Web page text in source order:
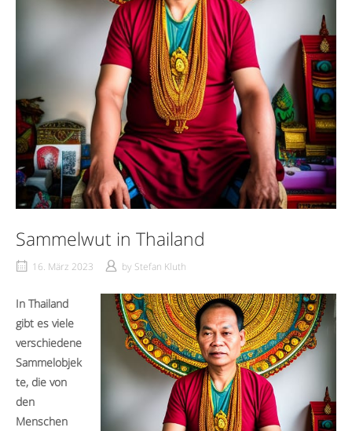
Sammelwut in Thailand
16. März 2023 by Stefan Kluth
In Thailand
gibt es viele
verschiedene
Sammelobjek
te, die von
den
Menschen